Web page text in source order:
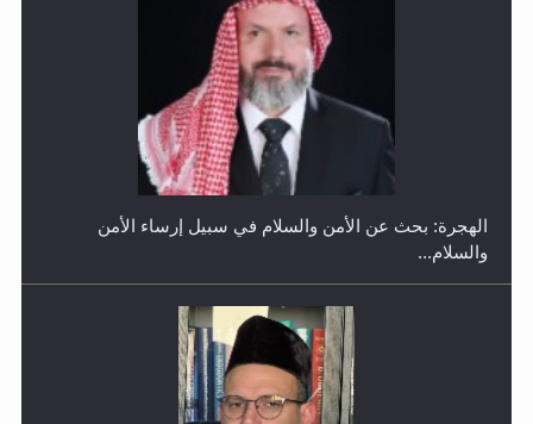
إتمام حفظ القرآن الكريم لثلاثة طلاب من مدرسة الحفظ في
الهجرة: بحث عن الأمن والسلام في سبيل إرساء الأمن
والسلام...